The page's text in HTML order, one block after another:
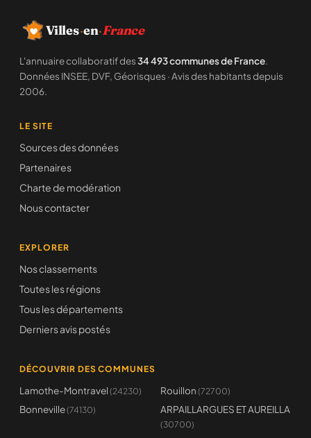
Villes·en·France
L'annuaire collaboratif des34 493 communes de France.
Données INSEE, DVF, Géorisques · Avis des habitants depuis
2006.
LE SITE
Sources des données
Partenaires
Charte de modération
Nous contacter
EXPLORER
Nos classements
Toutes les régions
Tous les départements
Derniers avis postés
DÉCOUVRIR DES COMMUNES
Lamothe-Montravel (24230) Rouillon (72700)
Bonneville(74130) ARPAILLARGUES ET AUREILLA
(30700)